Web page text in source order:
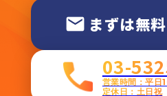
まずは無
03-
営業時間：平
定休日：土日祝